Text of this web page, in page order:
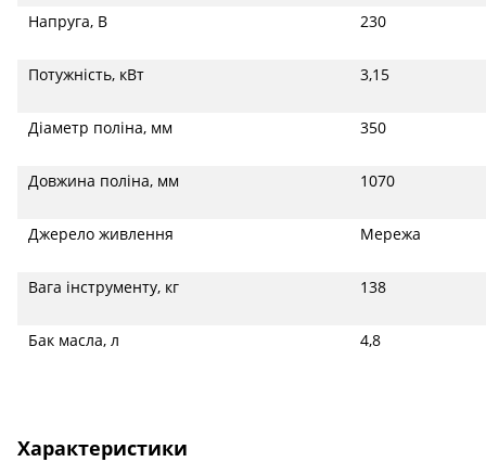
Напруга, В 230
Потужність, кВт 3,15
Діаметр поліна, мм 350
Довжина поліна, мм 1070
Джерело живлення Мережа
Вага інструменту, кг 138
Бак масла, л 4,8
Характеристики